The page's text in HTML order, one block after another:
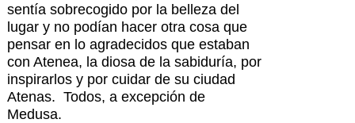
sentía sobrecogido por la belleza del
lugar y no podían hacer otra cosa que
pensar en lo agradecidos que estaban
con Atenea, la diosa de la sabiduría, por
inspirarlos y por cuidar de su ciudad
Atenas. Todos, a excepción de
Medusa.